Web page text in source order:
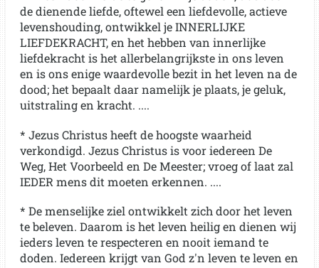
de dienende liefde, oftewel een liefdevolle, actieve
levenshouding, ontwikkel je INNERLIJKE
LIEFDEKRACHT, en het hebben van innerlijke
liefdekracht is het allerbelangrijkste in ons leven
en is ons enige waardevolle bezit in het leven na de
dood; het bepaalt daar namelijk je plaats, je geluk,
uitstraling en kracht. ....
* Jezus Christus heeft de hoogste waarheid
verkondigd. Jezus Christus is voor iedereen De
Weg, Het Voorbeeld en De Meester; vroeg of laat zal
IEDER mens dit moeten erkennen. ....
* De menselijke ziel ontwikkelt zich door het leven
te beleven. Daarom is het leven heilig en dienen wij
ieders leven te respecteren en nooit iemand te
doden. Iedereen krijgt van God z'n leven te leven en